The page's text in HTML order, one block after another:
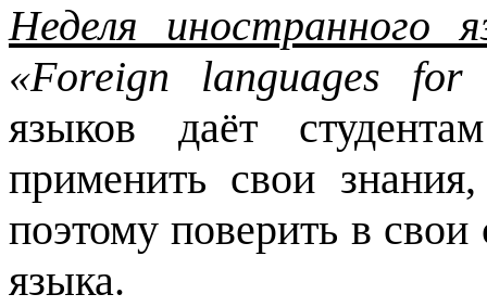
Неделя иностранного
«Foreign languages
языков даёт
применить свои
поэтому поверить в
языка.